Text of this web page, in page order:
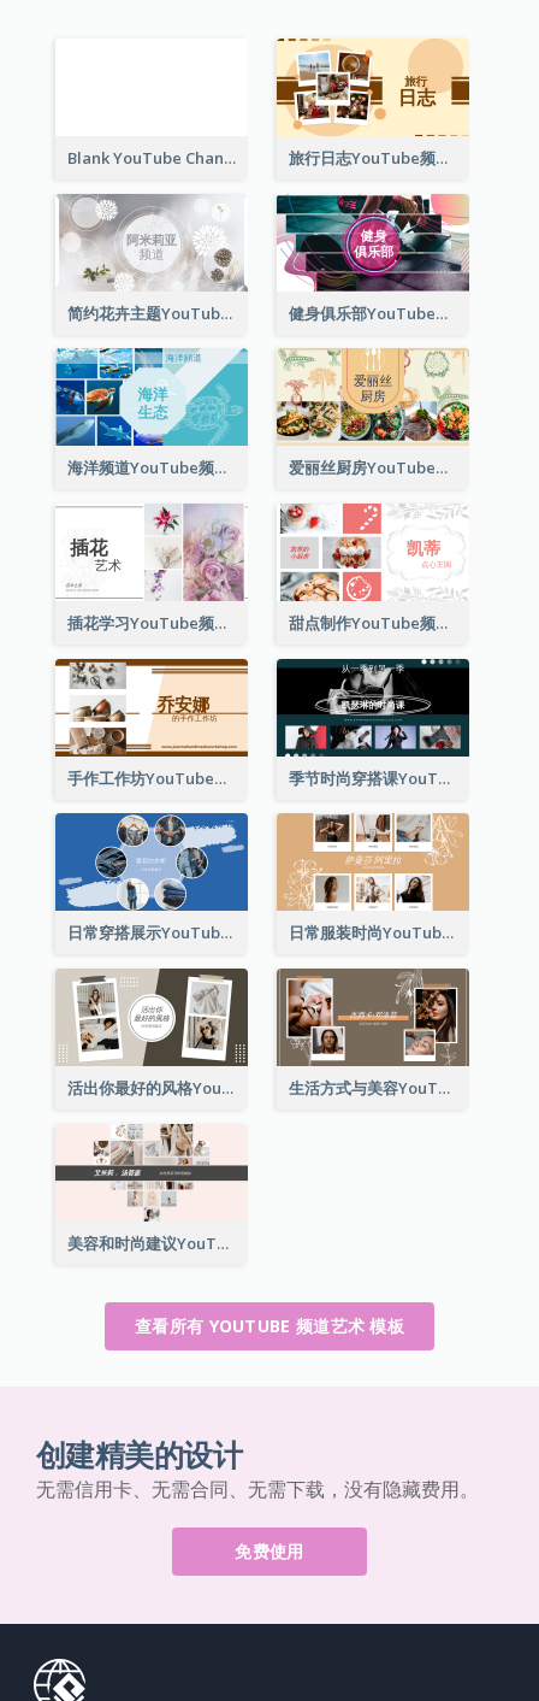
Blank YouTube Channel Art 旅行日志YouTube频道图片
简约花卉主题YouTube频道图片 健身俱乐部YouTube频道图片
海洋频道YouTube频道图片 爱丽丝厨房YouTube频道图片
插花学习YouTube频道图片 甜点制作YouTube频道图片
手作工作坊YouTube频道图片 季节时尚穿搭课YouTube频道图片
日常穿搭展示YouTube频道图片 日常服装时尚YouTube频道图片
活出你最好的风格YouTube频道图片 生活方式与美容YouTube频道图片
美容和时尚建议YouTube频道图片
查看所有 YOUTUBE 频道艺术 模板
创建精美的设计
无需信用卡、无需合同、无需下载，没有隐藏费用。
免费使用